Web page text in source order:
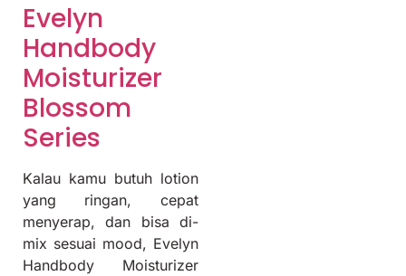
Evelyn
Handbody
Moisturizer
Blossom
Series
Kalau kamu butuh lotion
yang ringan, cepat
menyerap, dan bisa di-
mix sesuai mood, Evelyn
Handbody Moisturizer